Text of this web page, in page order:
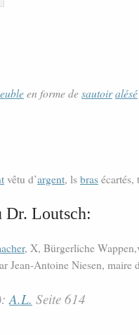
en forme desautoiralésé
vêtu d’argent, ls bras écartés,
Dr. Loutsch:
, X, Bürgerliche
Jean-Antoine Niesen,
A.L. Seite 614